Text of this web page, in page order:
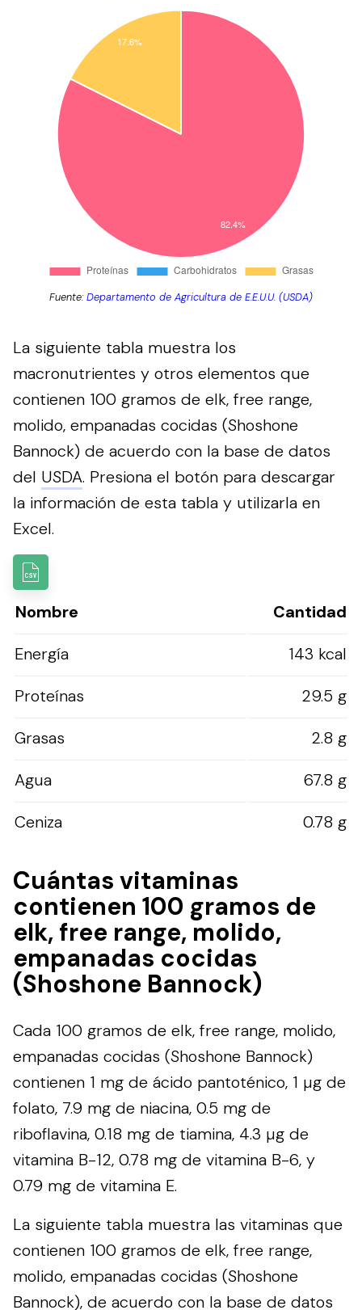
Fuente:Departamento de Agricultura de E.E.U.U. (USDA)
La siguiente tabla muestra los
macronutrientes y otros elementos que
contienen 100 gramos de elk, free range,
molido, empanadas cocidas (Shoshone
Bannock) de acuerdo con la base de datos
del USDA. Presiona el botón para descargar
la información de esta tabla y utilizarla en
Excel.
Nombre
Cantidad
Energía
143 kcal
Proteínas
29.5 g
Grasas
2.8 g
Agua
67.8 g
Ceniza
0.78 g
Cuántas vitaminas
contienen 100 gramos de
elk, free range, molido,
empanadas cocidas
(Shoshone Bannock)
Cada 100 gramos de elk, free range, molido,
empanadas cocidas (Shoshone Bannock)
contienen 1 mg de ácido pantoténico, 1 µg de
folato, 7.9 mg de niacina, 0.5 mg de
riboflavina, 0.18 mg de tiamina, 4.3 µg de
vitamina B-12, 0.78 mg de vitamina B-6, y
0.79 mg de vitamina E.
La siguiente tabla muestra las vitaminas que
contienen 100 gramos de elk, free range,
molido, empanadas cocidas (Shoshone
Bannock), de acuerdo con la base de datos